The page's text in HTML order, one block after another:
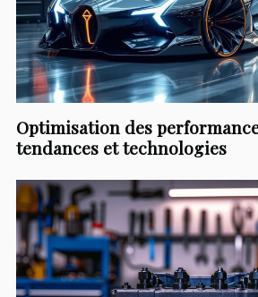
Optimisation des
tendances et technologies